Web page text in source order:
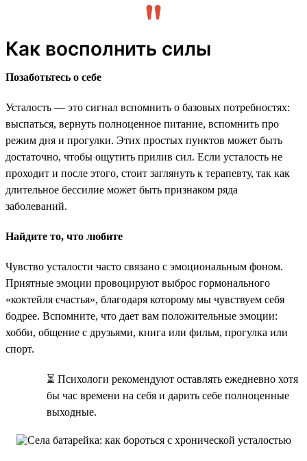
Как восполнить силы
Позаботьтесь о себе
Усталость — это сигнал вспомнить о базовых потребностях:
выспаться, вернуть полноценное питание, вспомнить про
режим дня и прогулки. Этих простых пунктов может быть
достаточно, чтобы ощутить прилив сил. Если усталость не
проходит и после этого, стоит заглянуть к терапевту, так как
длительное бессилие может быть признаком ряда
заболеваний.
Найдите то, что любите
Чувство усталости часто связано с эмоциональным фоном.
Приятные эмоции провоцируют выброс гормонального
«коктейля счастья», благодаря которому мы чувствуем себя
бодрее. Вспомните, что дает вам положительные эмоции:
хобби, общение с друзьями, книга или фильм, прогулка или
спорт.
⏳ Психологи рекомендуют оставлять ежедневно хотя
бы час времени на себя и дарить себе полноценные
выходные.